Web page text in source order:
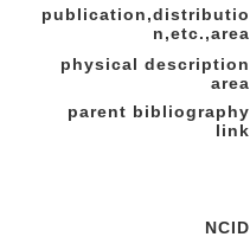
publication,distributio
n,etc.,area
physical description
area
parent bibliography
link
NCID